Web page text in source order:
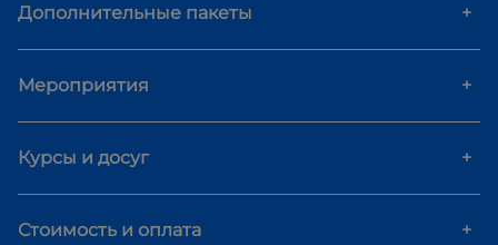
Дополнительные пакеты +
Мероприятия +
Курсы и досуг +
Стоимость и оплата +